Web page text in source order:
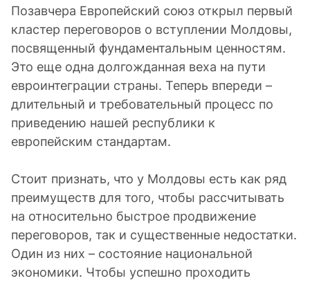
Позавчера Европейский союз открыл первый
кластер переговоров о вступлении Молдовы,
посвященный фундаментальным ценностям.
Это еще одна долгожданная веха на пути
евроинтеграции страны. Теперь впереди –
длительный и требовательный процесс по
приведению нашей республики к
европейским стандартам.
Стоит признать, что у Молдовы есть как ряд
преимуществ для того, чтобы рассчитывать
на относительно быстрое продвижение
переговоров, так и существенные недостатки.
Один из них – состояние национальной
экономики. Чтобы успешно проходить